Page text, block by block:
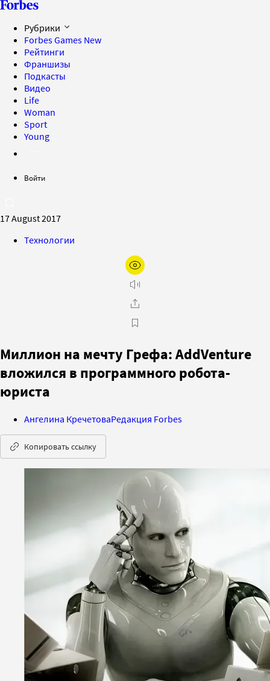
Рубрики
Forbes Games New
Рейтинги
Франшизы
Подкасты
Видео
Life
Woman
Sport
Young
Войти
17 August 2017
Технологии
Миллион на мечту Грефа: AddVenture
вложился в программного робота-
юриста
Ангелина КречетоваРедакция Forbes
Копировать ссылку